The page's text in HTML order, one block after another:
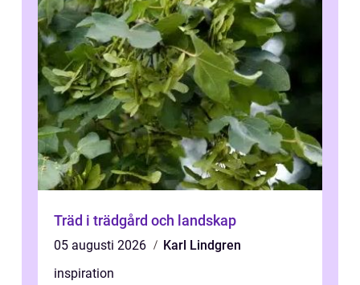
Träd i trädgård och landskap
05 augusti 2026
Karl Lindgren
inspiration